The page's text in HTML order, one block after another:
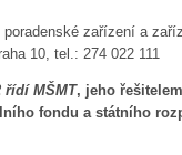
zařízení a
10, tel.: 274 022 111
řídí MŠMT, jeho
fondu a státního